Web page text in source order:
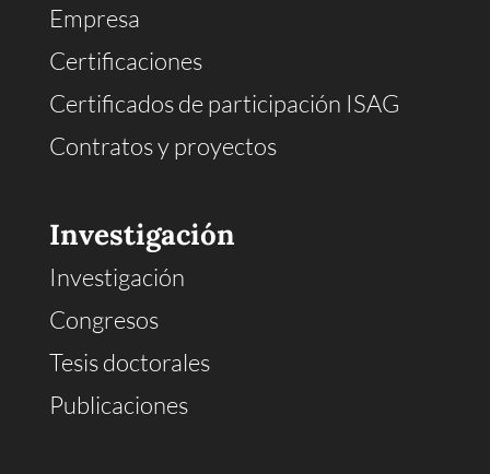
Empresa
Certificaciones
Certificados de participación ISAG
Contratos y proyectos
Investigación
Investigación
Congresos
Tesis doctorales
Publicaciones